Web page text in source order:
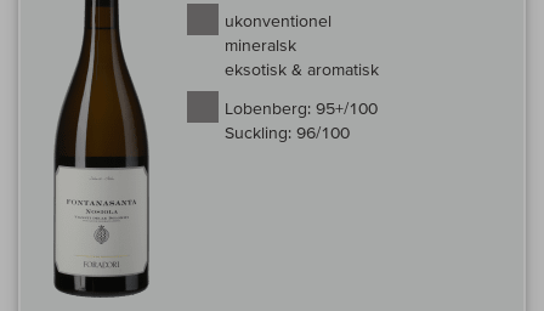
ukonventionel
mineralsk
eksotisk & aromatisk
Lobenberg: 95+/100
Suckling: 96/100